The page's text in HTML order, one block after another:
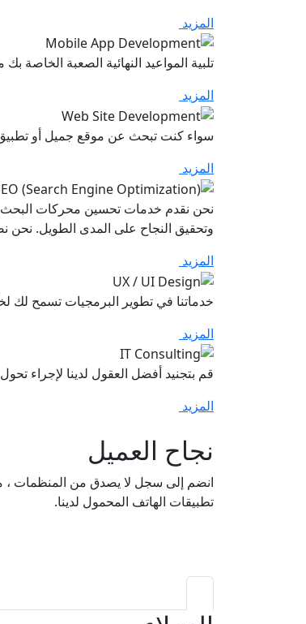
المزيد
تلبية المواعيد النهائية الصعبة
المزيد
سواء كنت تبحث عن موقع جميل أو
المزيد
نحن نقدم خدمات تحسين محركات البحث
وتحقيق النجاح على المدى الطويل. نحن
المزيد
خدماتنا في تطوير البرمجيات تسمح لك
المزيد
قم بتجنيد أفضل العقول لدينا لإجراء
المزيد
نجاح العميل
تطبيقات الهاتف المحمول لدينا.